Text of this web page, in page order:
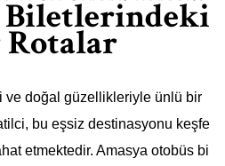
Biletlerindeki
Rotalar
ve doğal güzellikleriyle ünlü bir
bu eşsiz destinasyonu keşfe
etmektedir. Amasya otobüs bi